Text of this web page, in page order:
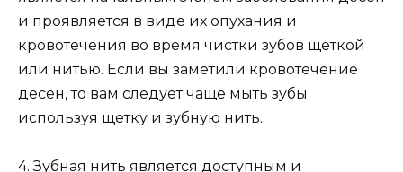
стоматолог может определить регулярность
использования зубной нити во время осмотра.
5. Постоянное использование зубной нити не
полости рта, но и улучшает внешний вид